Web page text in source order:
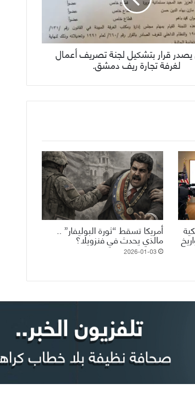
يصدر قرار بتشكيل لجنة تصريف أعمال
لغرفة تجارة ريف دمشق.
أمريكا تسقط “ثورة البوليفار” ..
مالذي يحدث في فنزويلا؟
2026-01-03